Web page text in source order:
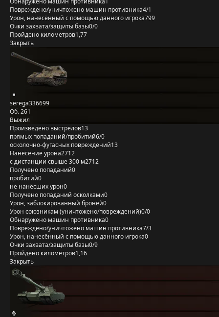
Повреждено/уничтожено машин противника4/1
Урон, нанесённый с помощью данного игрока799
Очки захвата/защиты базы0/0
Пройдено километров1,77
Закрыть
serega336699
Об. 261
Выжил
Произведено выстрелов13
прямых попаданий/пробитий6/0
осколочно-фугасных повреждений13
Нанесение урона2712
с дистанции свыше 300 м2712
Получено попаданий0
пробитий0
не нанёсших урон0
Получено попаданий осколками0
Урон, заблокированный бронёй0
Урон союзникам (уничтожено/повреждений)0/0
Обнаружено машин противника0
Повреждено/уничтожено машин противника7/3
Урон, нанесённый с помощью данного игрока0
Очки захвата/защиты базы0/9
Пройдено километров1,16
Закрыть